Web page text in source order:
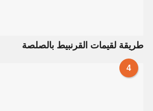
طريقة لقيمات القرنبيط بالصلصة
4